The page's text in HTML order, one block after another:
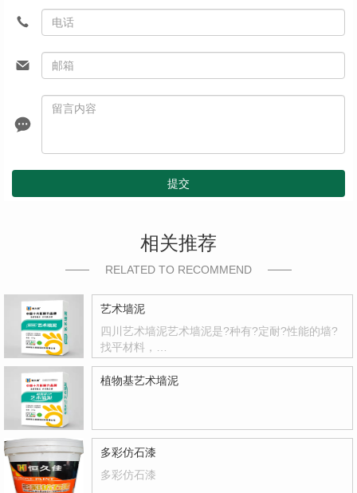
提交
相关推荐
RELATED TO RECOMMEND
艺术墙泥
四川艺术墙泥艺术墙泥是?种有?定耐?性能的墙?
找平材料，…
植物基艺术墙泥
多彩仿石漆
多彩仿石漆